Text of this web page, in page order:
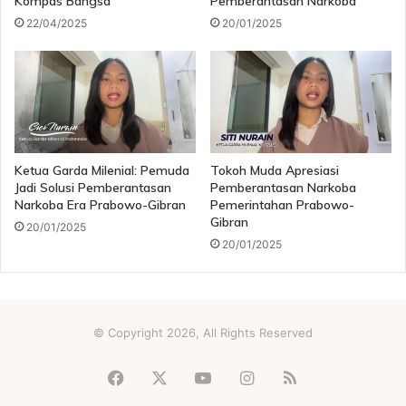
bersih dari narkotika.
Prabowo Berantas Narkoba
22/04/2025 20/01/2025
Ketua Garda Milenial: Pemuda
Jadi Solusi Pemberantasan
Narkoba Era Prabowo-Gibran
20/01/2025
Tokoh Muda Apresiasi
Pemberantasan Narkoba
Pemerintahan Prabowo-
Gibran
20/01/2025
© Copyright 2026, All Rights Reserved
Facebook YouTubeInstagram
RSS